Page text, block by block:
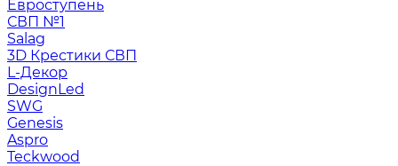
Евроступень
СВП №1
Salag
3D Крестики СВП
L-Декор
DesignLed
SWG
Genesis
Aspro
Teckwood